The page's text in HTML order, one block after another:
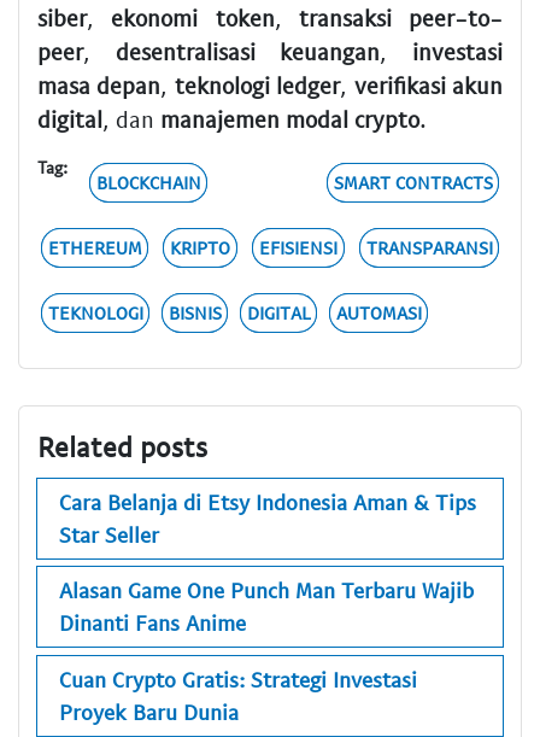
siber, ekonomi token, transaksi peer-to-
peer, desentralisasi keuangan, investasi
masa depan, teknologi ledger, verifikasi akun
digital, dan manajemen modal crypto.
Tag:
BLOCKCHAIN SMART CONTRACTS
ETHEREUM KRIPTO EFISIENSI TRANSPARANSI
TEKNOLOGI BISNIS DIGITAL AUTOMASI
Related posts
Cara Belanja di Etsy Indonesia Aman & Tips
Star Seller
Alasan Game One Punch Man Terbaru Wajib
Dinanti Fans Anime
Cuan Crypto Gratis: Strategi Investasi
Proyek Baru Dunia